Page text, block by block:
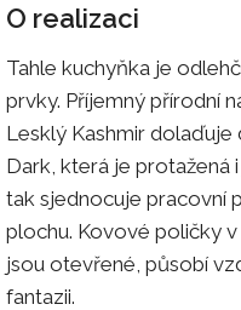
O realizaci
Tahle kuchyňka je
prvky. Příjemný přírodní
Lesklý Kashmir
Dark, která je protažená
tak sjednocuje pracovní
plochu. Kovové poličky v
jsou otevřené, působí
fantazii.